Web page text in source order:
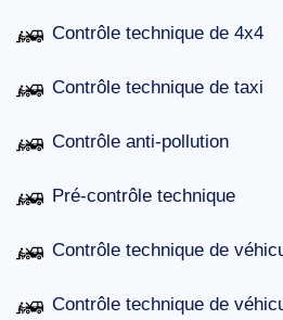
Contrôle technique de 4x4
Contrôle technique de taxi
Contrôle anti-pollution
Pré-contrôle technique
Contrôle technique de
Contrôle technique de